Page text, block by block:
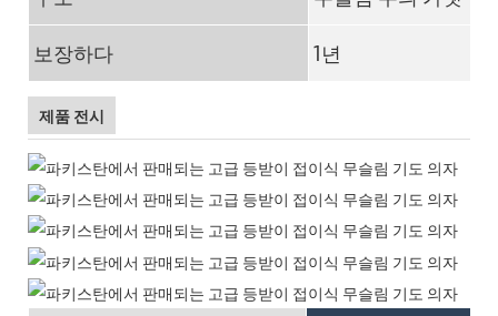
보장하다 1년
제품 전시